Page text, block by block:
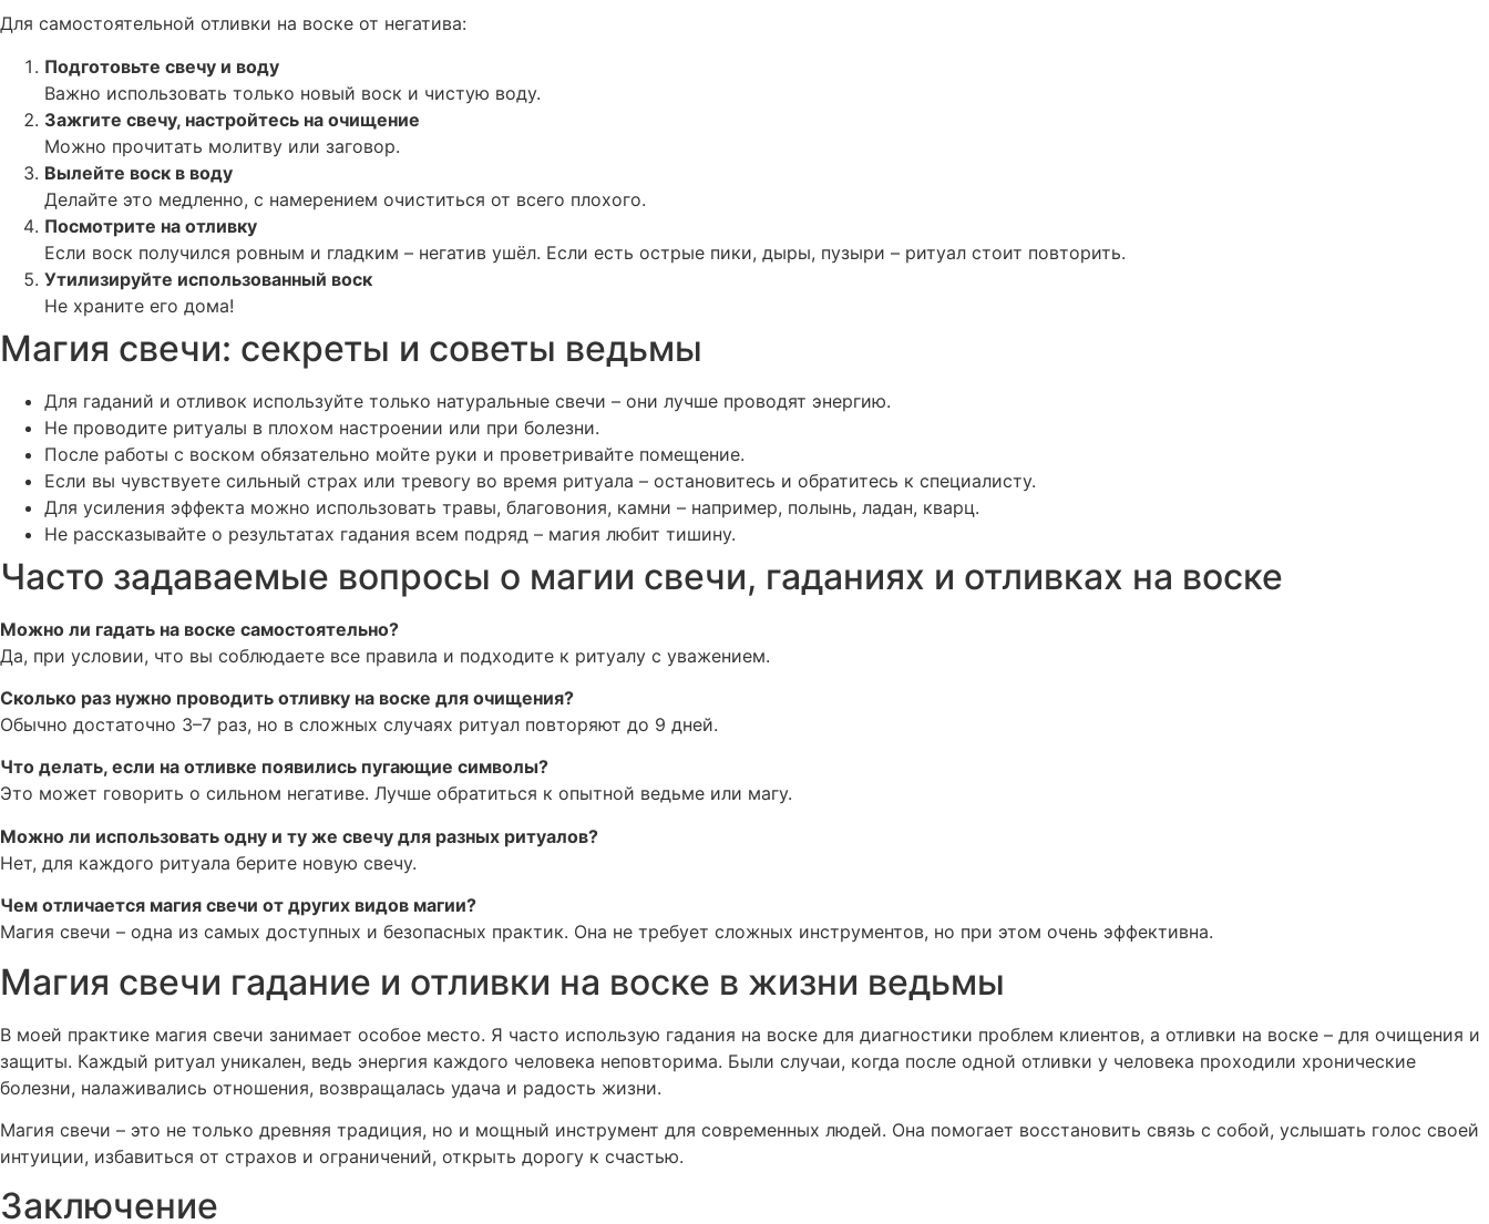
Для самостоятельной отливки на воске от негатива:
Подготовьте свечу и воду
Важно использовать только новый воск и чистую воду.
Зажгите свечу, настройтесь на очищение
Можно прочитать молитву или заговор.
Вылейте воск в воду
Делайте это медленно, с намерением очиститься от всего плохого.
Посмотрите на отливку
Если воск получился ровным и гладким – негатив ушёл. Если есть острые пики, дыры, пузыри – ритуал стоит повторить.
Утилизируйте использованный воск
Не храните его дома!
Магия свечи: секреты и советы ведьмы
Для гаданий и отливок используйте только натуральные свечи – они лучше проводят энергию.
Не проводите ритуалы в плохом настроении или при болезни.
После работы с воском обязательно мойте руки и проветривайте помещение.
Если вы чувствуете сильный страх или тревогу во время ритуала – остановитесь и обратитесь к специалисту.
Для усиления эффекта можно использовать травы, благовония, камни – например, полынь, ладан, кварц.
Не рассказывайте о результатах гадания всем подряд – магия любит тишину.
Часто задаваемые вопросы о магии свечи, гаданиях и отливках на воске
Можно ли гадать на воске самостоятельно?
Да, при условии, что вы соблюдаете все правила и подходите к ритуалу с уважением.
Сколько раз нужно проводить отливку на воске для очищения?
Обычно достаточно 3–7 раз, но в сложных случаях ритуал повторяют до 9 дней.
Что делать, если на отливке появились пугающие символы?
Это может говорить о сильном негативе. Лучше обратиться к опытной ведьме или магу.
Можно ли использовать одну и ту же свечу для разных ритуалов?
Нет, для каждого ритуала берите новую свечу.
Чем отличается магия свечи от других видов магии?
Магия свечи – одна из самых доступных и безопасных практик. Она не требует сложных инструментов, но при этом очень эффективна.
Магия свечи гадание и отливки на воске в жизни ведьмы
В моей практике магия свечи занимает особое место. Я часто использую гадания на воске для диагностики проблем клиентов, а отливки на воске – для очищения и
защиты. Каждый ритуал уникален, ведь энергия каждого человека неповторима. Были случаи, когда после одной отливки у человека проходили хронические
болезни, налаживались отношения, возвращалась удача и радость жизни.
Магия свечи – это не только древняя традиция, но и мощный инструмент для современных людей. Она помогает восстановить связь с собой, услышать голос своей
интуиции, избавиться от страхов и ограничений, открыть дорогу к счастью.
Заключение